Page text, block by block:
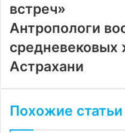
встреч»
Антропологи
средневековых
Астрахани
Похожие статьи